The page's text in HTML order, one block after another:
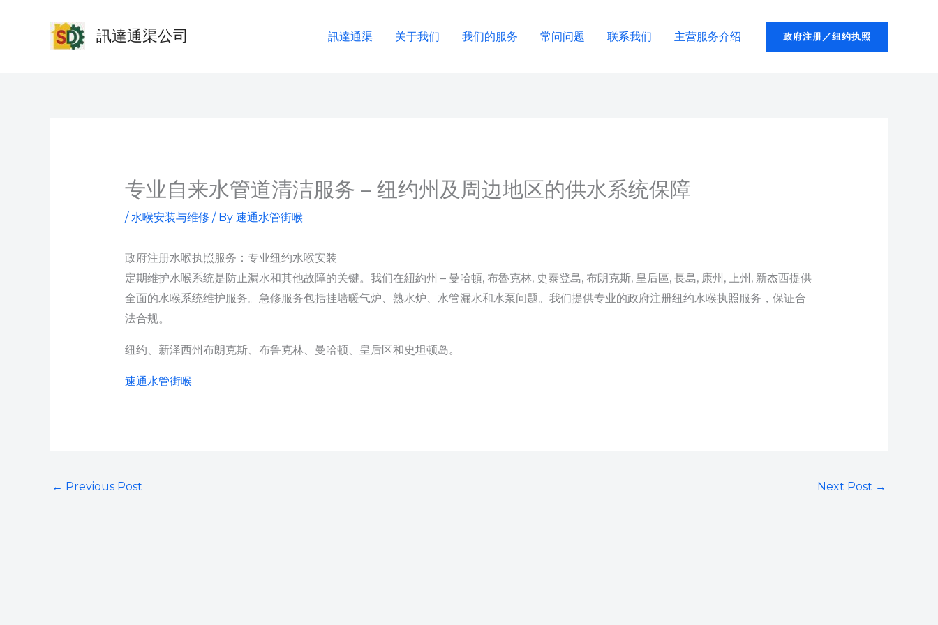
訊達通渠公司 訊達通渠 关于我们 我们的服务 常问问题 联系我们 主营服务介绍 政府注册／纽约执照
专业自来水管道清洁服务 – 纽约州及周边地区的供水系统保障
/水喉安装与维修 / By 速通水管街喉
政府注册水喉执照服务：专业纽约水喉安装
定期维护水喉系统是防止漏水和其他故障的关键。我们在紐約州 – 曼哈頓, 布魯克林, 史泰登島, 布朗克斯, 皇后區, 長島, 康州, 上州, 新杰西提供
全面的水喉系统维护服务。急修服务包括挂墙暖气炉、熟水炉、水管漏水和水泵问题。我们提供专业的政府注册纽约水喉执照服务，保证合
法合规。
纽约、新泽西州布朗克斯、布鲁克林、曼哈顿、皇后区和史坦顿岛。
速通水管街喉
← Previous Post Next Post →